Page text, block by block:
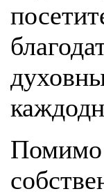
Помимо